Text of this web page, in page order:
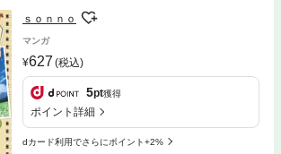
ｓｏｎｎｏ
マンガ
627 (税込)
5pt獲得
ポイント詳細
dカード利用でさらにポイント+2%